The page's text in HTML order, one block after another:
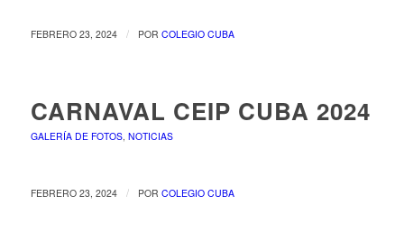
FEBRERO 23, 2024 / POR COLEGIO CUBA
CARNAVAL CEIP CUBA 2024
GALERÍA DE FOTOS, NOTICIAS
FEBRERO 23, 2024 / POR COLEGIO CUBA